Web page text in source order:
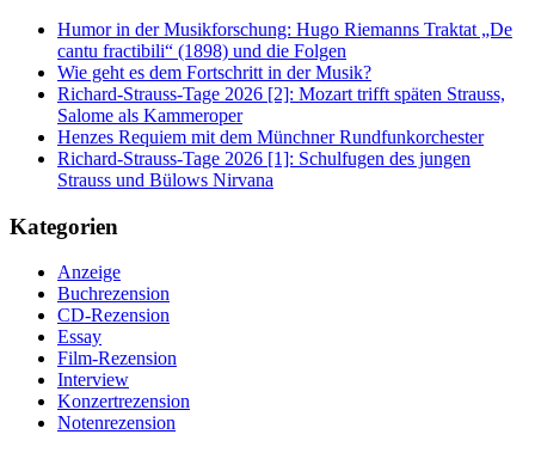
Humor in der Musikforschung: Hugo Riemanns Traktat „De
cantu fractibili“ (1898) und die Folgen
Wie geht es dem Fortschritt in der Musik?
Richard-Strauss-Tage 2026 [2]: Mozart trifft späten Strauss,
Salome als Kammeroper
Henzes Requiem mit dem Münchner Rundfunkorchester
Richard-Strauss-Tage 2026 [1]: Schulfugen des jungen
Strauss und Bülows Nirvana
Kategorien
Anzeige
Buchrezension
CD-Rezension
Essay
Film-Rezension
Interview
Konzertrezension
Notenrezension